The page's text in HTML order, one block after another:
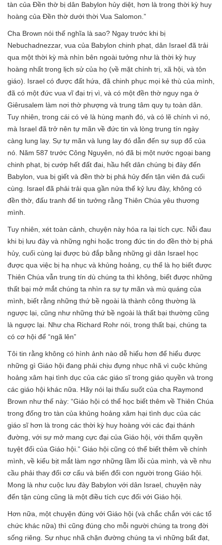
tàn của Đền thờ bị dân Babylon hủy diệt, hơn là trong thời kỳ huy
hoàng của Đền thờ dưới thời Vua Salomon.”
Cha Brown nói thế nghĩa là sao? Ngay trước khi bị
Nebuchadnezzar, vua của Babylon chinh phạt, dân Israel đã trải
qua một thời kỳ mà nhìn bên ngoài tưởng như là thời kỳ huy
hoàng nhất trong lịch sử của họ (về mặt chính trị, xã hội, và tôn
giáo). Israel có được đất hứa, đã chinh phục mọi kẻ thù của mình,
đã có một đức vua vĩ đại trị vì, và có một đền thờ nguy nga ở
Giêrusalem làm nơi thờ phượng và trung tâm quy tụ toàn dân.
Tuy nhiên, trong cái có vẻ là hùng mạnh đó, và có lẽ chính vì nó,
mà Israel đã trở nên tự mãn về đức tin và lòng trung tín ngày
càng lung lay. Sự tự mãn và lung lay đó dẫn đến sự sụp đổ của
nó. Năm 587 trước Công Nguyên, nó đã bị một nước ngoại bang
chinh phạt, bị cướp hết đất đai, hầu hết dân chúng bị đày đến
Babylon, vua bị giết và đền thờ bị phá hủy đến tận viên đá cuối
cùng. Israel đã phải trải qua gần nửa thế kỷ lưu đày, không có
đền thờ, đấu tranh để tin tưởng rằng Thiên Chúa yêu thương
mình.
Tuy nhiên, xét toàn cảnh, chuyện này hóa ra lại tích cực. Nỗi đau
khi bị lưu đày và những nghi hoặc trong đức tin do đền thờ bị phá
hủy, cuối cùng lại được bù đắp bằng những gì dân Israel học
được qua việc bị hạ nhục và khủng hoảng, cụ thể là họ biết được
Thiên Chúa vẫn trung tín dù chúng ta thì không, biết được những
thất bại mở mắt chúng ta nhìn ra sự tự mãn và mù quáng của
mình, biết rằng những thứ bề ngoài là thành công thường là
ngược lại, cũng như những thứ bề ngoài là thất bại thường cũng
là ngược lại. Như cha Richard Rohr nói, trong thất bại, chúng ta
có cơ hội để “ngã lên”
Tôi tin rằng không có hình ảnh nào dễ hiểu hơn để hiểu được
những gì Giáo hội đang phải chịu đựng nhục nhã vì cuộc khủng
hoảng xâm hại tình dục của các giáo sĩ trong giáo quyền và trong
các giáo hội khác nữa. Hãy nói lại thấu suốt của cha Raymond
Brown như thế này: “Giáo hội có thể học biết thêm về Thiên Chúa
trong đống tro tàn của khủng hoảng xâm hại tình dục của các
giáo sĩ hơn là trong các thời kỳ huy hoàng với các đại thánh
đường, với sự mở mang cực đại của Giáo hội, với thẩm quyền
tuyệt đối của Giáo hội.” Giáo hội cũng có thể biết thêm về chính
mình, về kiểu bịt mắt làm ngơ những lầm lỗi của mình, và về nhu
cầu phải thay đổi cơ cấu và biến đổi con người trong Giáo hội.
Mong là như cuộc lưu đày Babylon với dân Israel, chuyện này
đến tận cùng cũng là một điều tích cực đối với Giáo hội.
Hơn nữa, một chuyện đúng với Giáo hội (và chắc chắn với các tổ
chức khác nữa) thì cũng đúng cho mỗi người chúng ta trong đời
sống riêng. Sự nhục nhã chặn đường chúng ta vì những bất đạt,